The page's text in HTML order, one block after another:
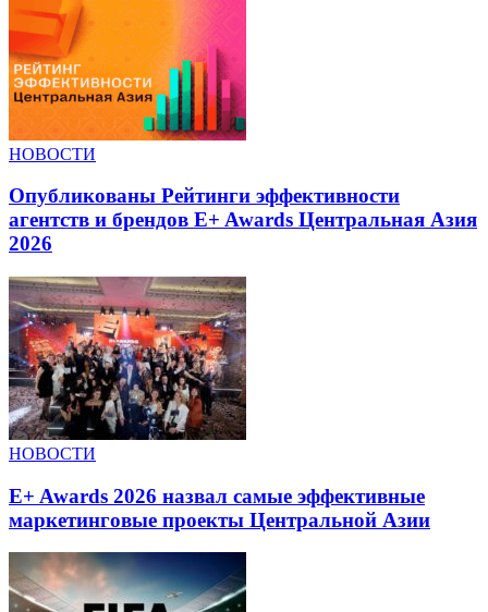
НОВОСТИ
Опубликованы Рейтинги эффективности
агентств и брендов E+ Awards Центральная Азия
2026
НОВОСТИ
E+ Awards 2026 назвал самые эффективные
маркетинговые проекты Центральной Азии